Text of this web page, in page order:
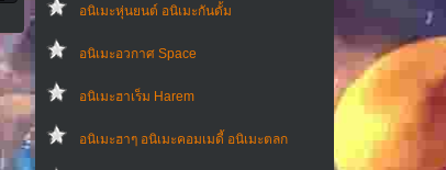
อนิเมะหุ่นยนต์ อนิเมะกันดั้ม
อนิเมะอวกาศ Space
อนิเมะฮาเร็ม Harem
อนิเมะฮาๆ อนิเมะคอมเมดี้ อนิเมะตลก